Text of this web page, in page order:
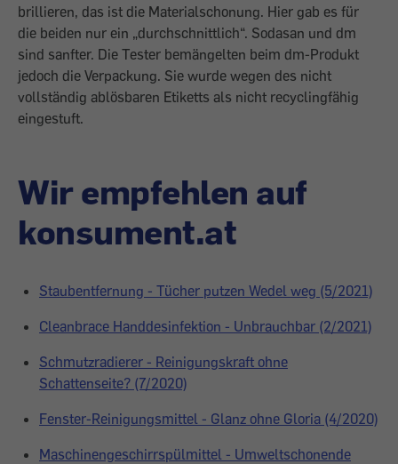
brillieren, das ist die Materialschonung. Hier gab es für
die beiden nur ein „durchschnittlich“. Sodasan und dm
sind sanfter. Die Tester bemängelten beim dm-Produkt
jedoch die Verpackung. Sie wurde wegen des nicht
vollständig ablösbaren Etiketts als nicht recyclingfähig
eingestuft.
Wir empfehlen auf
konsument.at
Staubentfernung - Tücher putzen Wedel weg (5/2021)
Cleanbrace Handdesinfektion - Unbrauchbar (2/2021)
Schmutzradierer - Reinigungskraft ohne
Schattenseite? (7/2020)
Fenster-Reinigungsmittel - Glanz ohne Gloria (4/2020)
Maschinengeschirrspülmittel - Umweltschonende